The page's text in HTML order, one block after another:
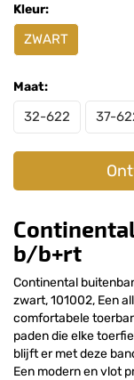
Kleur:
ZWART
Maat:
32-622 37-
b/b+rt
Continental
zwart, 101002, Een
comfortabele
paden die elke
blijft er met deze
Een modern en vlot